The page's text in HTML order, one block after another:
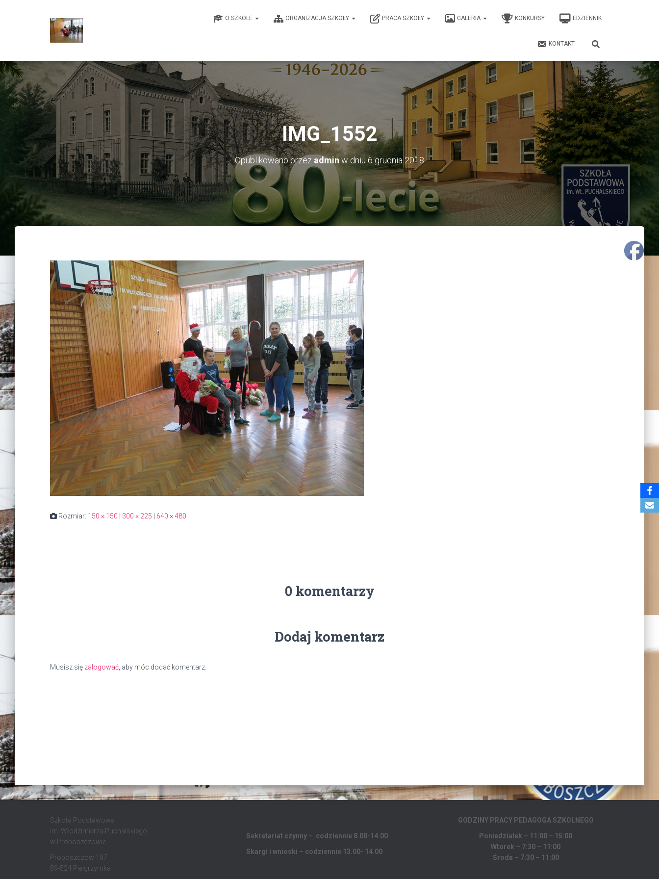
O SZKOLE ORGANIZACJA SZKOŁY PRACA SZKOŁY GALERIA KONKURSY EDZIENNIK
KONTAKT
IMG_1552
Opublikowano przez admin w dniu6 grudnia 2018
Rozmiar: 150 × 150 300 × 225 640 × 480
0 komentarzy
Dodaj komentarz
Musisz się zalogować , aby móc dodać komentarz.
Szkoła Podstawowa
im. Włodzimierza Puchalskiego
w Proboszczowie
Proboszczów 107
59-524 Pielgrzymka
Sekretariat czynny – codziennie 8.00-14.00
Skargi i wnioski – codziennie 13.00- 14.00
GODZINY PRACY PEDAGOGA SZKOLNEGO
Poniedziałek – 11:00 – 15:00
Wtorek – 7:30 – 11:00
Środa – 7:30 – 11:00